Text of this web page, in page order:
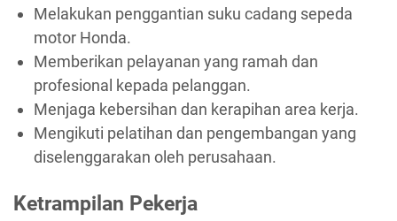
Melakukan penggantian suku cadang sepeda
motor Honda.
Memberikan pelayanan yang ramah dan
profesional kepada pelanggan.
Menjaga kebersihan dan kerapihan area kerja.
Mengikuti pelatihan dan pengembangan yang
diselenggarakan oleh perusahaan.
Ketrampilan Pekerja